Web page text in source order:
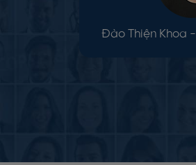
Đào Thiện Khoa -